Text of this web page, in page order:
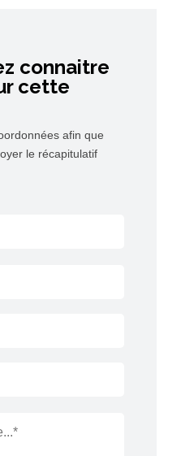
connaitre
cette
afin que
le récapitulatif